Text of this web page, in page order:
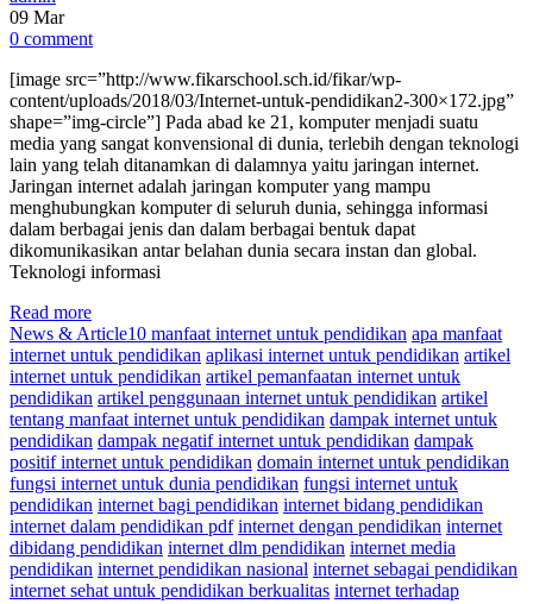
09 Mar
0 comment
[image src=”http://www.fikarschool.sch.id/fikar/wp-
content/uploads/2018/03/Internet-untuk-pendidikan2-300×172.jpg”
shape=”img-circle”] Pada abad ke 21, komputer menjadi suatu
media yang sangat konvensional di dunia, terlebih dengan teknologi
lain yang telah ditanamkan di dalamnya yaitu jaringan internet.
Jaringan internet adalah jaringan komputer yang mampu
menghubungkan komputer di seluruh dunia, sehingga informasi
dalam berbagai jenis dan dalam berbagai bentuk dapat
dikomunikasikan antar belahan dunia secara instan dan global.
Teknologi informasi
Read more
News & Article10 manfaat internet untuk pendidikan apa manfaat
internet untuk pendidikan aplikasi internet untuk pendidikan artikel
internet untuk pendidikan artikel pemanfaatan internet untuk
pendidikan artikel penggunaan internet untuk pendidikan artikel
tentang manfaat internet untuk pendidikan dampak internet untuk
pendidikan dampak negatif internet untuk pendidikan dampak
positif internet untuk pendidikan domain internet untuk pendidikan
fungsi internet untuk dunia pendidikan fungsi internet untuk
pendidikan internet bagi pendidikan internet bidang pendidikan
internet dalam pendidikan pdf internet dengan pendidikan internet
dibidang pendidikan internet dlm pendidikan internet media
pendidikan internet pendidikan nasional internet sebagai pendidikan
internet sehat untuk pendidikan berkualitas internet terhadap